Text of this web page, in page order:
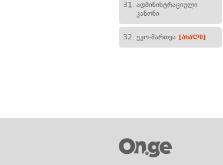
31. ადმინისტრაციული
კანონი
32. ეკო-მართვა [ახალი]